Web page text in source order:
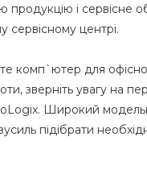
продукцію і сервісне
сервісному центрі.
комп`ютер для
зверніть увагу на
Широкий
підібрати